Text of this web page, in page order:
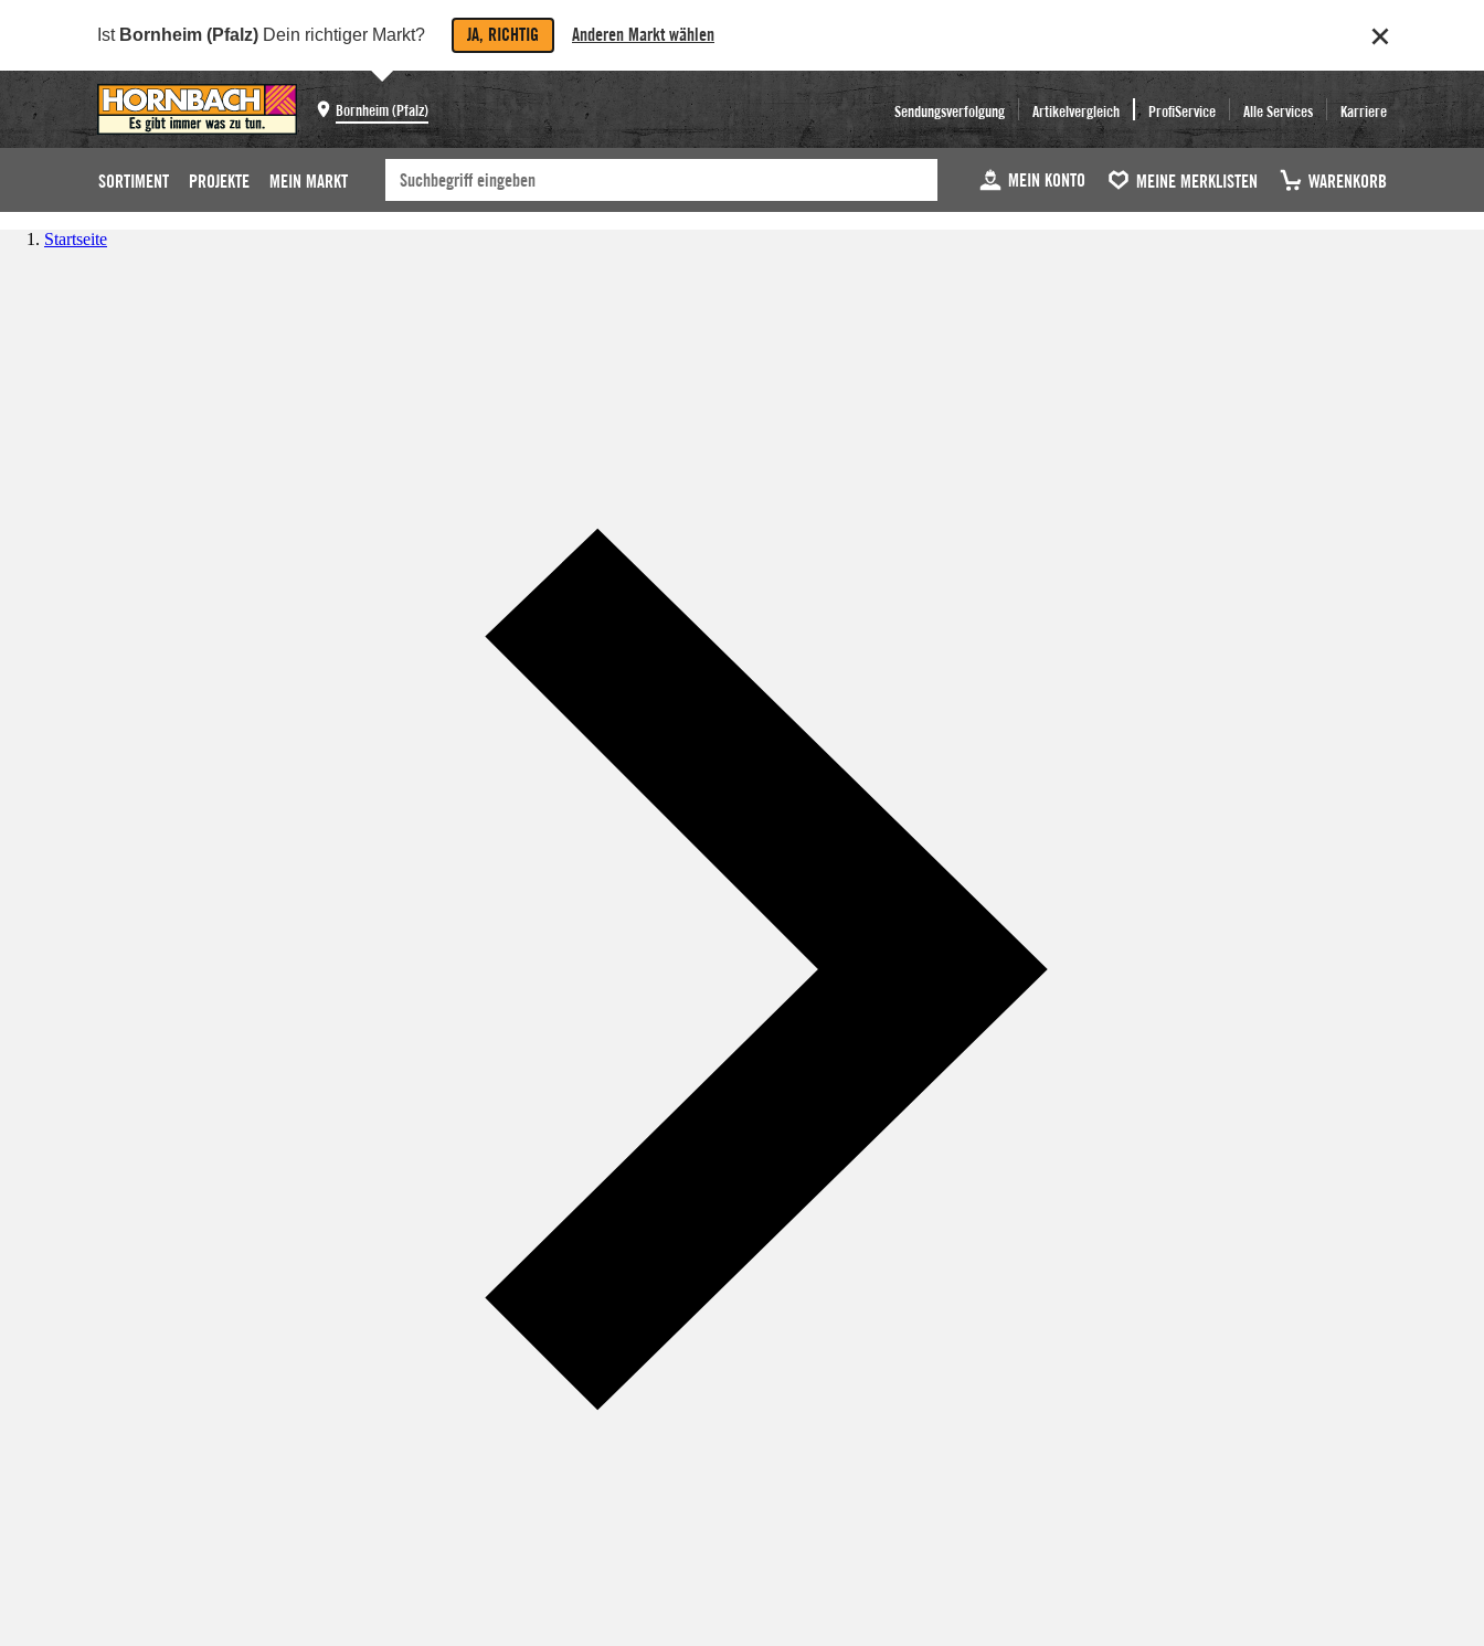
Ist Bornheim (Pfalz) Dein richtiger Markt? JA, RICHTIG Anderen Markt wählen
Bornheim (Pfalz) Sendungsverfolgung Artikelvergleich ProfiService Alle Services Karriere
SORTIMENT PROJEKTE MEIN MARKT MEIN KONTO MEINE MERKLISTEN WARENKORB
Startseite